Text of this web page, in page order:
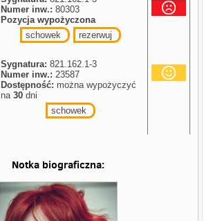
Numer inw.: 80303
Pozycja wypożyczona
schowek
rezerwuj
Sygnatura: 821.162.1-3
Numer inw.: 23587
Dostępność: można wypożyczyć
na30 dni
schowek
Notka biograficzna: